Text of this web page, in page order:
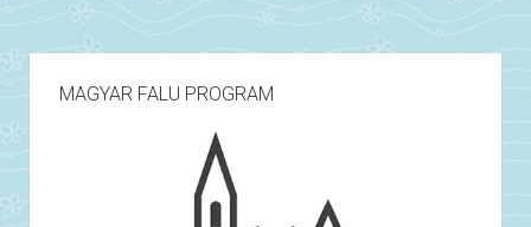
MAGYAR FALU PROGRAM